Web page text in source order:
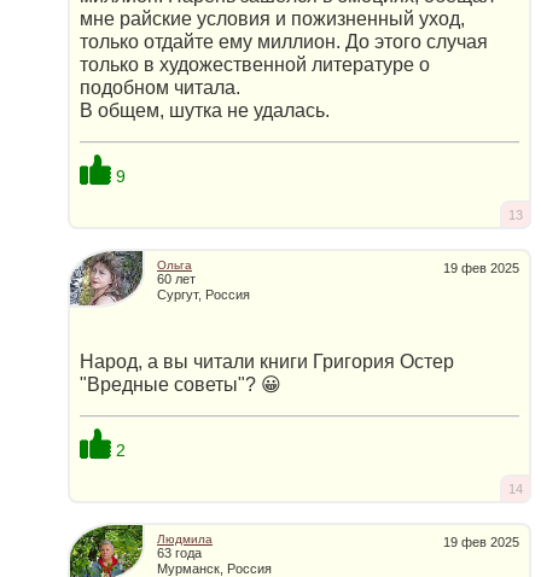
мне райские условия и пожизненный уход,
только отдайте ему миллион. До этого случая
только в художественной литературе о
подобном читала.
В общем, шутка не удалась.
9
13
19 фев 2025
Ольга
60 лет
Сургут, Россия
Народ, а вы читали книги Григория Остер
"Вредные советы"? 😀
2
14
19 фев 2025
Людмила
63 года
Мурманск, Россия